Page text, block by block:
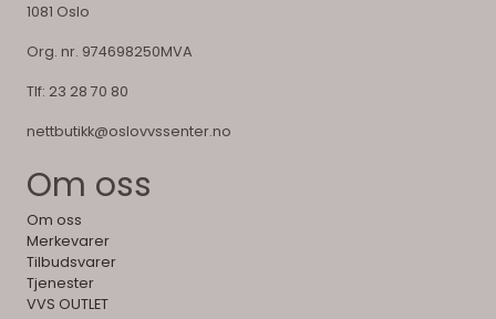
1081 Oslo
Org. nr. 974698250MVA
Tlf: 23 28 70 80
nettbutikk@oslovvssenter.no
Om oss
Om oss
Merkevarer
Tilbudsvarer
Tjenester
VVS OUTLET